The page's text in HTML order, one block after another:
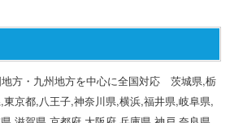
方・九州地方を中心に全国対応 茨城県,栃
京都,八王子,神奈川県,横浜,福井県,岐阜県,